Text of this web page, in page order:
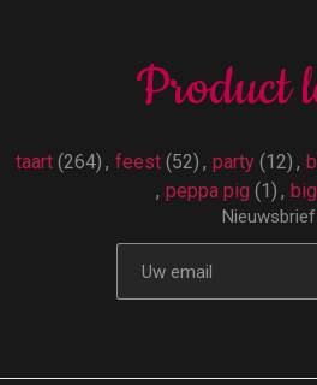
Product
taart (264) , feest (52) , party (12) ,
, peppa pig (1) ,
Nieuwsbrief